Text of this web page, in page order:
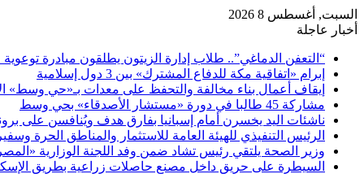
السبت, أغسطس 8 2026
أخبار عاجلة
“التعفن الدماغي”.. طلاب إدارة الزيتون يطلقون مبادرة
إبرام «اتفاقية مكة للدفاع المشترك» بين 3 دول إسلامية
إيقاف أعمال بناء مخالفة والتحفظ على معدات بـ«حي وسط»
مشاركة 45 طالبا في دورة «مستشار الأصدقاء» بحي وسط
ناشئات اليد يخسرن أمام إسبانيا بفارق هدف ويُنافسن على
الرئيس التنفيذي للهيئة العامة للاستثمار والمناطق الحرة
وزير الصحة يلتقي رئيس تشاد ضمن وفد اللجنة الوزارية
السيطرة على حريق داخل مصنع حاصلات زراعية بطريق